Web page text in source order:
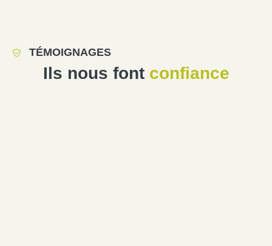
TÉMOIGNAGES
Ils nous font confiance